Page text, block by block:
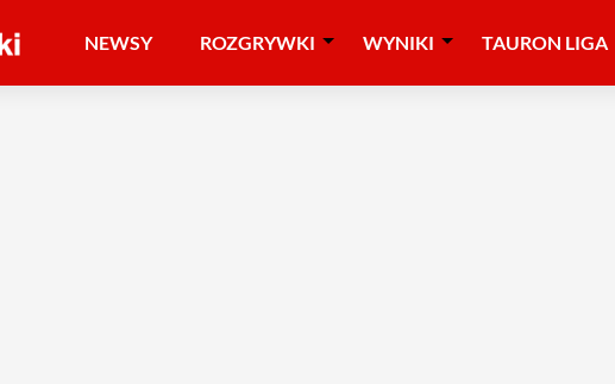
NEWSY ROZGRYWKI WYNIKI TAURON LIGA